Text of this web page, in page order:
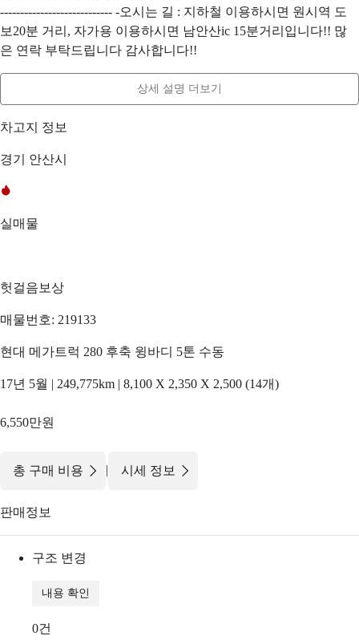
---------------------------- -오시는 길 : 지하철 이용하시면 원시역 도
보20분 거리, 자가용 이용하시면 남안산ic 15분거리입니다!! 많
은 연락 부탁드립니다 감사합니다!!
상세 설명 더보기
차고지 정보
경기 안산시
실매물
헛걸음보상
매물번호: 219133
현대 메가트럭 280 후축 윙바디 5톤 수동
17년 5월 | 249,775km | 8,100 X 2,350 X 2,500 (14개)
6,550만원
총 구매 비용 | 시세 정보
판매정보
구조 변경
내용 확인
0건